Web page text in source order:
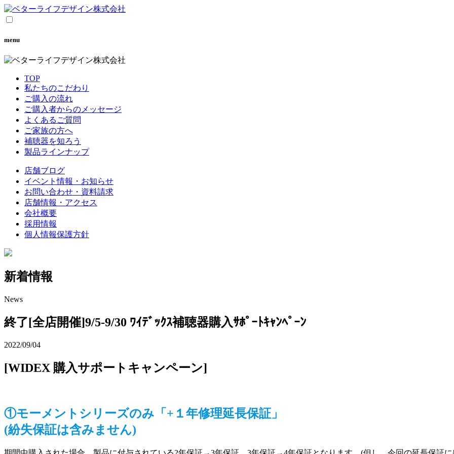
menu
TOP
私たちのこだわり
ご購入の流れ
ご購入者からのメッセージ
よくあるご質問
ご家族の方へ
補聴器を知ろう
製品ラインナップ
店舗ブログ
イベント情報・お知らせ
お問い合わせ・資料請求
店舗情報・アクセス
会社概要
採用情報
個人情報保護方針
新着情報
News
終了[全店開催]9/5-9/30 ﾜｲﾃﾞｯｸｽ補聴器購入ｻﾎﾟｰﾄｷｬﾝﾍﾟｰﾝ
2022/09/04
[WIDEX 購入サポートキャンペーン]
①モーメントシリーズのみ「+１年修理延長保証」
(紛失保証は含みません)